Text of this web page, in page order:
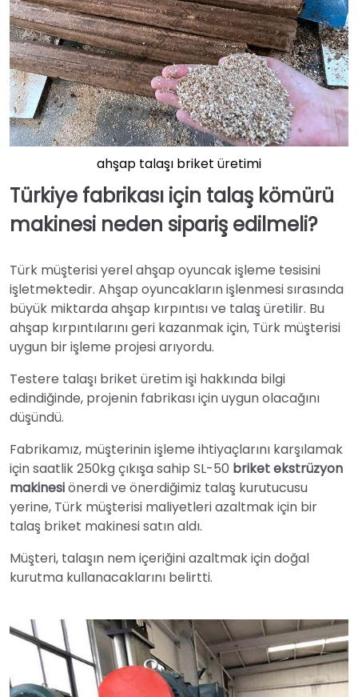
ahşap talaşı briket üretimi
Türkiye fabrikası için talaş kömürü
makinesi neden sipariş edilmeli?
Türk müşterisi yerel ahşap oyuncak işleme tesisini
işletmektedir. Ahşap oyuncakların işlenmesi sırasında
büyük miktarda ahşap kırpıntısı ve talaş üretilir. Bu
ahşap kırpıntılarını geri kazanmak için, Türk müşterisi
uygun bir işleme projesi arıyordu.
Testere talaşı briket üretim işi hakkında bilgi
edindiğinde, projenin fabrikası için uygun olacağını
düşündü.
Fabrikamız, müşterinin işleme ihtiyaçlarını karşılamak
için saatlik 250kg çıkışa sahip SL-50 briket ekstrüzyon
makinesiönerdi ve önerdiğimiz talaş kurutucusu
yerine, Türk müşterisi maliyetleri azaltmak için bir
talaş briket makinesi satın aldı.
Müşteri, talaşın nem içeriğini azaltmak için doğal
kurutma kullanacaklarını belirtti.